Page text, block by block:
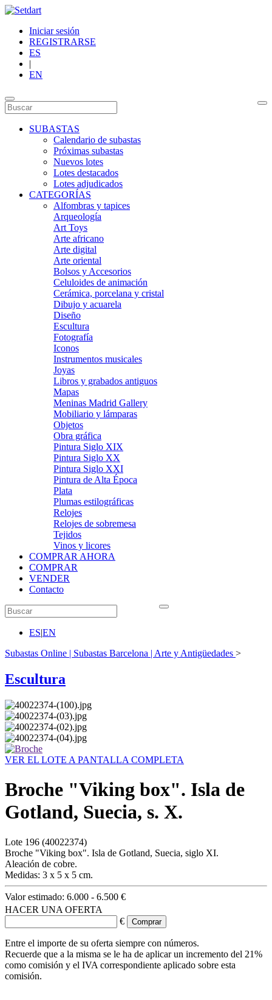
Iniciar sesión
REGISTRARSE
ES
|
EN
SUBASTAS
Calendario de subastas
Próximas subastas
Nuevos lotes
Lotes destacados
Lotes adjudicados
CATEGORÍAS
Alfombras y tapices
Arqueología
Art Toys
Arte africano
Arte digital
Arte oriental
Bolsos y Accesorios
Celuloides de animación
Cerámica, porcelana y cristal
Dibujo y acuarela
Diseño
Escultura
Fotografía
Iconos
Instrumentos musicales
Joyas
Libros y grabados antiguos
Mapas
Meninas Madrid Gallery
Mobiliario y lámparas
Objetos
Obra gráfica
Pintura Siglo XIX
Pintura Siglo XX
Pintura Siglo XXI
Pintura de Alta Época
Plata
Plumas estilográficas
Relojes
Relojes de sobremesa
Tejidos
Vinos y licores
COMPRAR AHORA
COMPRAR
VENDER
Contacto
ES|EN
Subastas Online | Subastas Barcelona | Arte y Antigüedades >
Escultura
VER EL LOTE A PANTALLA COMPLETA
Broche "Viking box". Isla de
Gotland, Suecia, s. X.
Lote 196 (40022374)
Broche "Viking box". Isla de Gotland, Suecia, siglo XI.
Aleación de cobre.
Medidas: 3 x 5 x 5 cm.
Valor estimado: 6.000 - 6.500 €
HACER UNA OFERTA
€
Entre el importe de su oferta siempre con números.
Recuerde que a la misma se le ha de aplicar un incremento del 21%
como comisión y el IVA correspondiente aplicado sobre esta
comisión.